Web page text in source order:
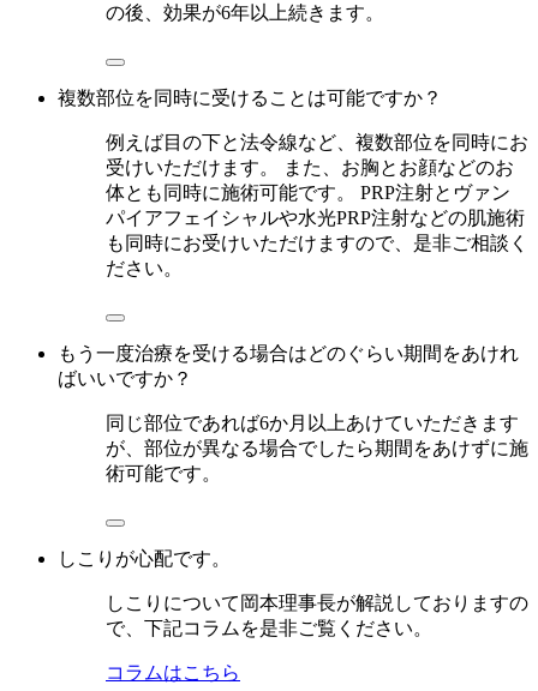
の後、効果が6年以上続きます。
複数部位を同時に受けることは可能ですか？
例えば目の下と法令線など、複数部位を同時にお
受けいただけます。 また、お胸とお顔などのお
体とも同時に施術可能です。 PRP注射とヴァン
パイアフェイシャルや水光PRP注射などの肌施術
も同時にお受けいただけますので、是非ご相談く
ださい。
もう一度治療を受ける場合はどのぐらい期間をあけれ
ばいいですか？
同じ部位であれば6か月以上あけていただきます
が、部位が異なる場合でしたら期間をあけずに施
術可能です。
しこりが心配です。
しこりについて岡本理事長が解説しておりますの
で、下記コラムを是非ご覧ください。
コラムはこちら